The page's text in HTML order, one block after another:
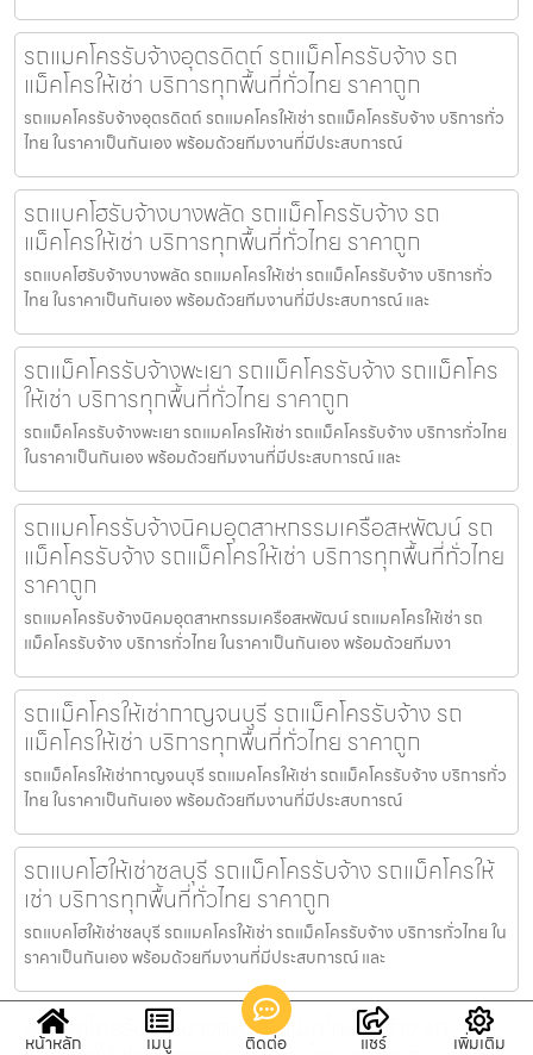
รถแมคโครรับจ้างอุตรดิตถ์ รถแม็คโครรับจ้าง รถ
แม็คโครให้เช่า บริการทุกพื้นที่ทั่วไทย ราคาถูก
รถแมคโครรับจ้างอุตรดิตถ์ รถแมคโครให้เช่า รถแม็คโครรับจ้าง บริการทั่ว
ไทย ในราคาเป็นกันเอง พร้อมด้วยทีมงานที่มีประสบการณ์
รถแบคโฮรับจ้างบางพลัด รถแม็คโครรับจ้าง รถ
แม็คโครให้เช่า บริการทุกพื้นที่ทั่วไทย ราคาถูก
รถแบคโฮรับจ้างบางพลัด รถแมคโครให้เช่า รถแม็คโครรับจ้าง บริการทั่ว
ไทย ในราคาเป็นกันเอง พร้อมด้วยทีมงานที่มีประสบการณ์ และ
รถแม็คโครรับจ้างพะเยา รถแม็คโครรับจ้าง รถแม็คโคร
ให้เช่า บริการทุกพื้นที่ทั่วไทย ราคาถูก
รถแม็คโครรับจ้างพะเยา รถแมคโครให้เช่า รถแม็คโครรับจ้าง บริการทั่วไทย
ในราคาเป็นกันเอง พร้อมด้วยทีมงานที่มีประสบการณ์ และ
รถแมคโครรับจ้างนิคมอุตสาหกรรมเครือสหพัฒน์ รถ
แม็คโครรับจ้าง รถแม็คโครให้เช่า บริการทุกพื้นที่ทั่วไทย
ราคาถูก
รถแมคโครรับจ้างนิคมอุตสาหกรรมเครือสหพัฒน์ รถแมคโครให้เช่า รถ
แม็คโครรับจ้าง บริการทั่วไทย ในราคาเป็นกันเอง พร้อมด้วยทีมงา
รถแม็คโครให้เช่ากาญจนบุรี รถแม็คโครรับจ้าง รถ
แม็คโครให้เช่า บริการทุกพื้นที่ทั่วไทย ราคาถูก
รถแม็คโครให้เช่ากาญจนบุรี รถแมคโครให้เช่า รถแม็คโครรับจ้าง บริการทั่ว
ไทย ในราคาเป็นกันเอง พร้อมด้วยทีมงานที่มีประสบการณ์
รถแบคโฮให้เช่าชลบุรี รถแม็คโครรับจ้าง รถแม็คโครให้
เช่า บริการทุกพื้นที่ทั่วไทย ราคาถูก
รถแบคโฮให้เช่าชลบุรี รถแมคโครให้เช่า รถแม็คโครรับจ้าง บริการทั่วไทย ใน
ราคาเป็นกันเอง พร้อมด้วยทีมงานที่มีประสบการณ์ และ
รถแมคโครรับจ้างบางกะปิ รถแม็คโครรับจ้าง รถ
หน้าหลัก เมนู ติดต่อ แชร์ เพิ่มเติม